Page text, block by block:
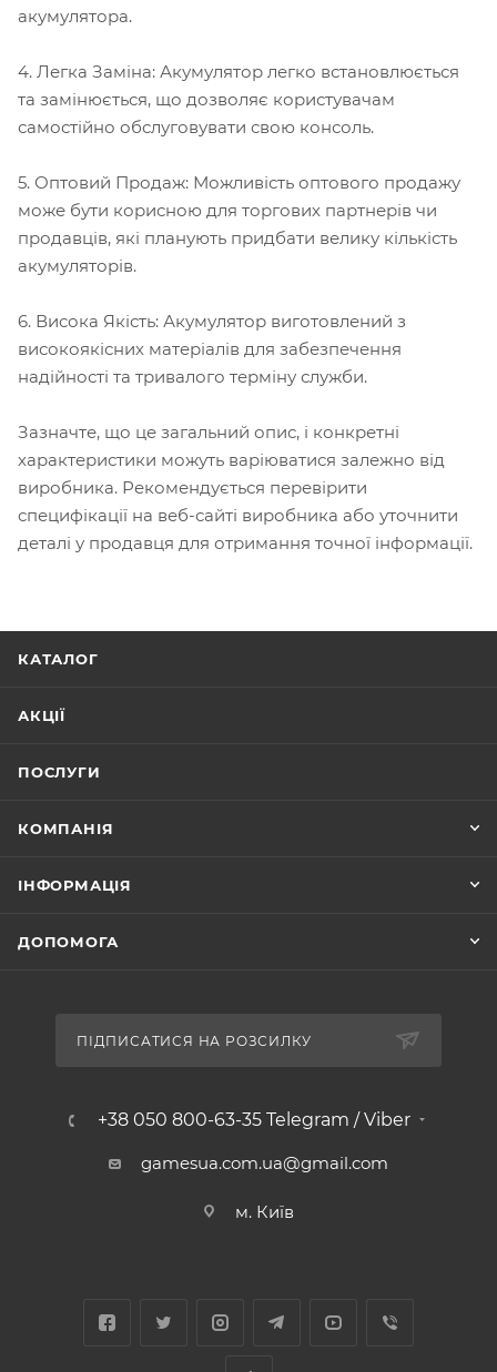
акумулятора.
4. Легка Заміна: Акумулятор легко встановлюється
та замінюється, що дозволяє користувачам
самостійно обслуговувати свою консоль.
5. Оптовий Продаж: Можливість оптового продажу
може бути корисною для торгових партнерів чи
продавців, які планують придбати велику кількість
акумуляторів.
6. Висока Якість: Акумулятор виготовлений з
високоякісних матеріалів для забезпечення
надійності та тривалого терміну служби.
Зазначте, що це загальний опис, і конкретні
характеристики можуть варіюватися залежно від
виробника. Рекомендується перевірити
специфікації на веб-сайті виробника або уточнити
деталі у продавця для отримання точної інформації.
КАТАЛОГ
АКЦІЇ
ПОСЛУГИ
КОМПАНІЯ
ІНФОРМАЦІЯ
ДОПОМОГА
ПІДПИСАТИСЯ НА РОЗСИЛКУ
+38 050 800-63-35 Telegram / Viber
gamesua.com.ua@gmail.com
м. Київ